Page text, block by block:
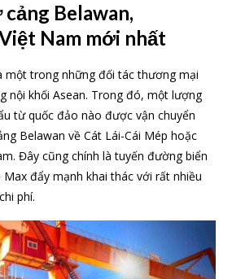
Belawan,
Nam mới nhất
một trong những đối tác thương mại
nội khối Asean. Trong đó, một lượng
từ quốc đảo nào được vận chuyển
Belawan về Cát Lái-Cái Mép hoặc
Đây cũng chính là tuyến đường biển
đẩy mạnh khai thác với rất nhiều
phí.